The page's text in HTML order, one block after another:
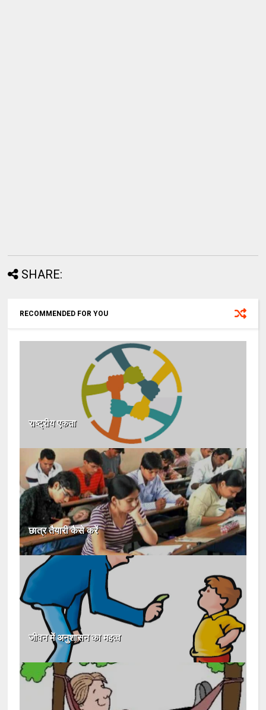
SHARE:
RECOMMENDED FOR YOU
राष्ट्रीय एकता
छात्र तैयारी कैसे करें
जीवन में अनुशासन का महत्व